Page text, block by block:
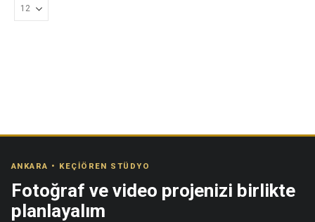
ANKARA • KEÇIÖREN STÜDYO
Fotoğraf ve video projenizi birlikte
planlayalım